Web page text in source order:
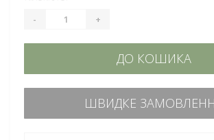
- +
ДО КОШИКА
ШВИДКЕ